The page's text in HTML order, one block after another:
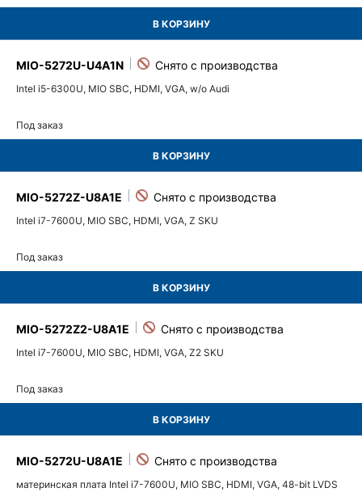
В КОРЗИНУ
MIO-5272U-U4A1N
Intel i5-6300U, MIO SBC, HDMI, VGA, w/o Audi
Под заказ
В КОРЗИНУ
MIO-5272Z-U8A1E
Intel i7-7600U, MIO SBC, HDMI, VGA, Z SKU
Под заказ
В КОРЗИНУ
MIO-5272Z2-U8A1E
Intel i7-7600U, MIO SBC, HDMI, VGA, Z2 SKU
Под заказ
В КОРЗИНУ
MIO-5272U-U8A1E
материнская плата Intel i7-7600U, MIO SBC, HDMI, VGA, 48-bit LVDS